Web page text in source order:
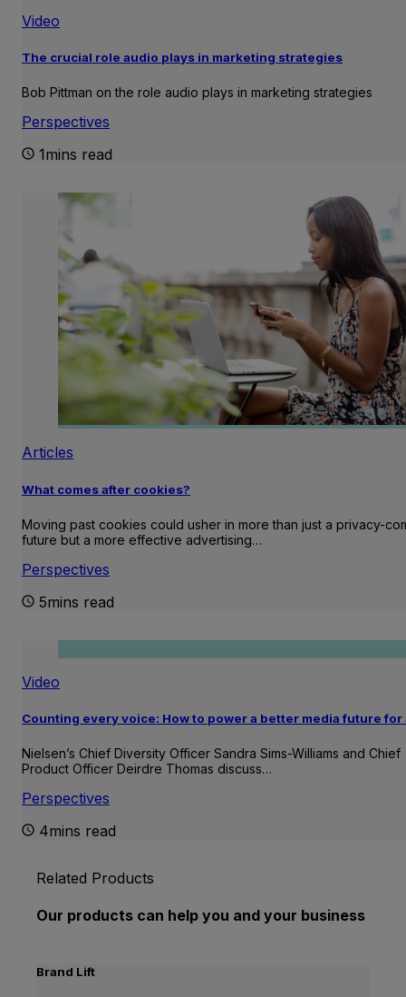
Video
The crucial role audio plays in marketing strategies
Bob Pittman on the role audio plays in marketing strategies
Perspectives
1mins read
Articles
What comes after cookies?
Moving past cookies could usher in more than just a privacy-
future but a more effective advertising…
Perspectives
5mins read
Video
Counting every voice: How to power a better media future for
Nielsen’s Chief Diversity Officer Sandra Sims-Williams and Chief
Product Officer Deirdre Thomas discuss…
Perspectives
4mins read
Related Products
Our products can help you and your business
Brand Lift